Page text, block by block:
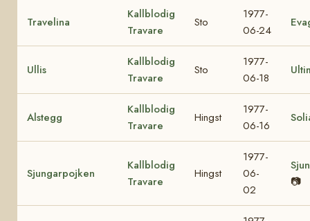
Travelina
Kallblodig
Travare
Sto
1977-
06-24
Ullis
Kallblodig
Travare
Sto
1977-
06-18
Alstegg
Kallblodig
Travare
Hingst
1977-
06-16
Sjungarpojken
Kallblodig
Travare
Hingst
1977-
06-
02
📷